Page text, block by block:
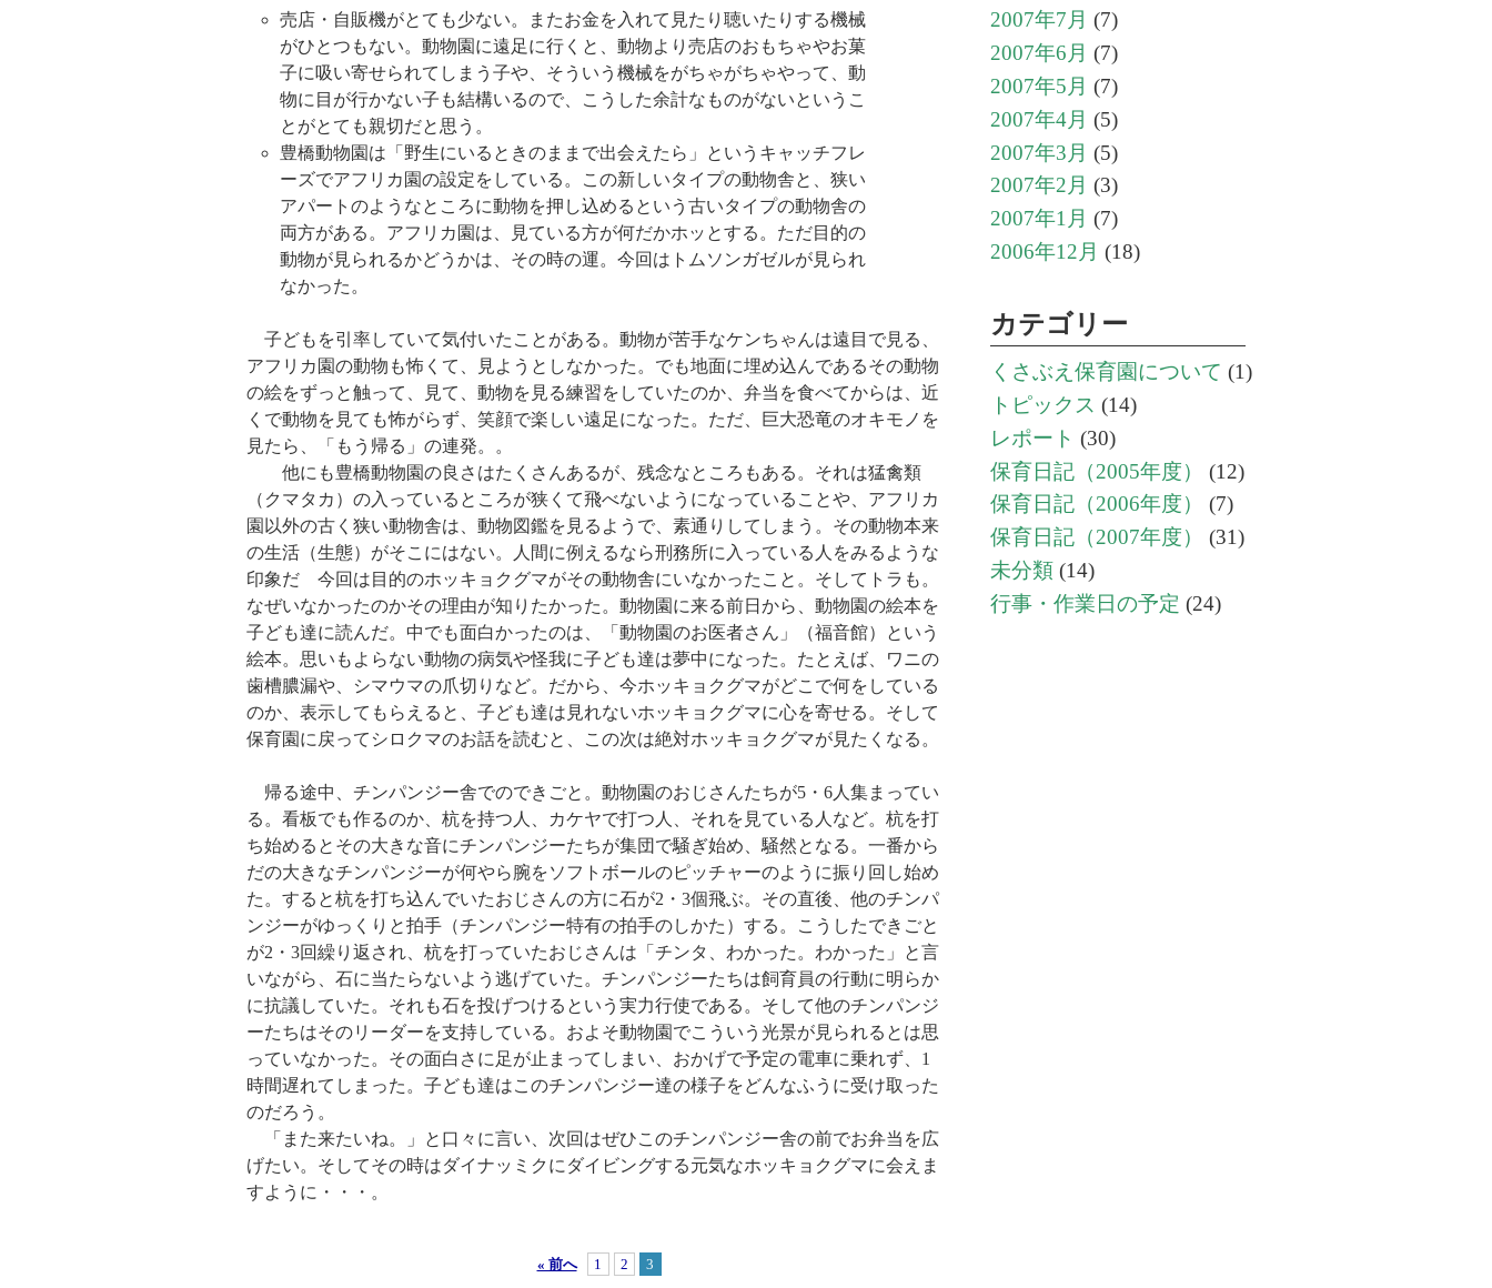
売店・自販機がとても少ない。またお金を入れて見たり聴いたりする機械
がひとつもない。動物園に遠足に行くと、動物より売店のおもちゃやお菓
子に吸い寄せられてしまう子や、そういう機械をがちゃがちゃやって、動
物に目が行かない子も結構いるので、こうした余計なものがないというこ
とがとても親切だと思う。
豊橋動物園は「野生にいるときのままで出会えたら」というキャッチフレ
ーズでアフリカ園の設定をしている。この新しいタイプの動物舎と、狭い
アパートのようなところに動物を押し込めるという古いタイプの動物舎の
両方がある。アフリカ園は、見ている方が何だかホッとする。ただ目的の
動物が見られるかどうかは、その時の運。今回はトムソンガゼルが見られ
なかった。
子どもを引率していて気付いたことがある。動物が苦手なケンちゃんは遠目で見る、
アフリカ園の動物も怖くて、見ようとしなかった。でも地面に埋め込んであるその動物
の絵をずっと触って、見て、動物を見る練習をしていたのか、弁当を食べてからは、近
くで動物を見ても怖がらず、笑顔で楽しい遠足になった。ただ、巨大恐竜のオキモノを
見たら、「もう帰る」の連発。。
他にも豊橋動物園の良さはたくさんあるが、残念なところもある。それは猛禽類
（クマタカ）の入っているところが狭くて飛べないようになっていることや、アフリカ
園以外の古く狭い動物舎は、動物図鑑を見るようで、素通りしてしまう。その動物本来
の生活（生態）がそこにはない。人間に例えるなら刑務所に入っている人をみるような
印象だ 今回は目的のホッキョクグマがその動物舎にいなかったこと。そしてトラも。
なぜいなかったのかその理由が知りたかった。動物園に来る前日から、動物園の絵本を
子ども達に読んだ。中でも面白かったのは、「動物園のお医者さん」（福音館）という
絵本。思いもよらない動物の病気や怪我に子ども達は夢中になった。たとえば、ワニの
歯槽膿漏や、シマウマの爪切りなど。だから、今ホッキョクグマがどこで何をしている
のか、表示してもらえると、子ども達は見れないホッキョクグマに心を寄せる。そして
保育園に戻ってシロクマのお話を読むと、この次は絶対ホッキョクグマが見たくなる。
帰る途中、チンパンジー舎でのできごと。動物園のおじさんたちが5・6人集まってい
る。看板でも作るのか、杭を持つ人、カケヤで打つ人、それを見ている人など。杭を打
ち始めるとその大きな音にチンパンジーたちが集団で騒ぎ始め、騒然となる。一番から
だの大きなチンパンジーが何やら腕をソフトボールのピッチャーのように振り回し始め
た。すると杭を打ち込んでいたおじさんの方に石が2・3個飛ぶ。その直後、他のチンパ
ンジーがゆっくりと拍手（チンパンジー特有の拍手のしかた）する。こうしたできごと
が2・3回繰り返され、杭を打っていたおじさんは「チンタ、わかった。わかった」と言
いながら、石に当たらないよう逃げていた。チンパンジーたちは飼育員の行動に明らか
に抗議していた。それも石を投げつけるという実力行使である。そして他のチンパンジ
ーたちはそのリーダーを支持している。およそ動物園でこういう光景が見られるとは思
っていなかった。その面白さに足が止まってしまい、おかげで予定の電車に乗れず、1
時間遅れてしまった。子ども達はこのチンパンジー達の様子をどんなふうに受け取った
のだろう。
「また来たいね。」と口々に言い、次回はぜひこのチンパンジー舎の前でお弁当を広
げたい。そしてその時はダイナッミクにダイビングする元気なホッキョクグマに会えま
すように・・・。
« 前へ 1 2 3
2007年7月 (7)
2007年6月 (7)
2007年5月 (7)
2007年4月 (5)
2007年3月 (5)
2007年2月 (3)
2007年1月 (7)
2006年12月 (18)
カテゴリー
くさぶえ保育園について (1)
トピックス (14)
レポート (30)
保育日記（2005年度）
(12)
保育日記（2006年度）
(7)
保育日記（2007年度）
(31)
未分類 (14)
行事・作業日の予定 (24)